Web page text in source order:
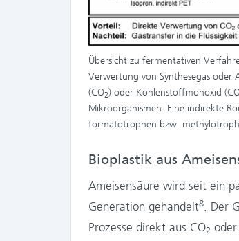
Übersicht zu fermentativen
Verwertung von Synthesegas oder
(CO2) oder Kohlenstoffmonoxid
Mikroorganismen. Eine indirekte
formatotrophen bzw.
Bioplastik aus
Ameisensäure wird seit ein
Generation gehandelt8
. Der
Prozesse direkt aus CO2